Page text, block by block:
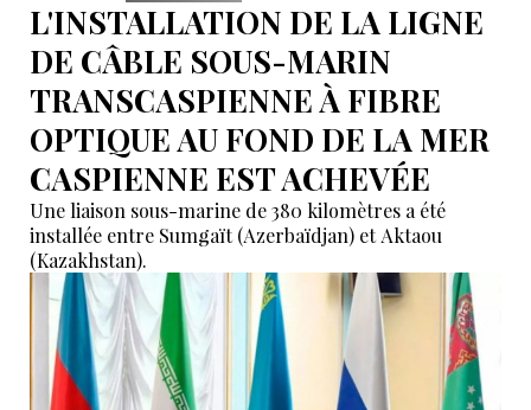
L'INSTALLATION DE LA LIGNE
DE CÂBLE SOUS-MARIN
TRANSCASPIENNE À FIBRE
OPTIQUE AU FOND DE LA MER
CASPIENNE EST ACHEVÉE
Une liaison sous-marine de 380 kilomètres a été
installée entre Sumgaït (Azerbaïdjan) et Aktaou
(Kazakhstan).